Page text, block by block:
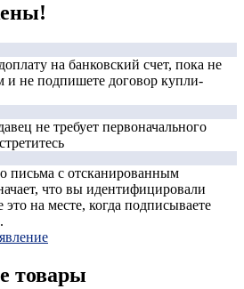
на банковский счет, пока не
и не подпишете договор купли-
не требует первоначального
письма с отсканированным
что вы идентифицировали
на месте, когда подписываете
товары